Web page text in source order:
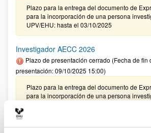
Plazo para la entrega del documento de
para la incorporación de una persona
UPV/EHU: hasta el 03/10/2025
Investigador AECC 2026
Plazo de presentación cerrado (Fecha de fin
presentación: 09/10/2025 15:00)
Plazo para la entrega del documento de
para la incorporación de una persona
CONVOCATORIA 2025- I